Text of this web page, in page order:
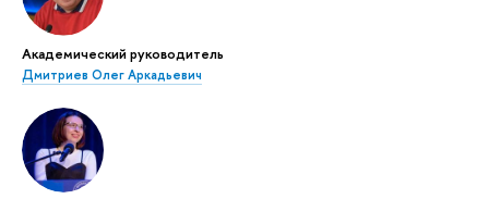
Академический руководитель
Дмитриев Олег Аркадьевич